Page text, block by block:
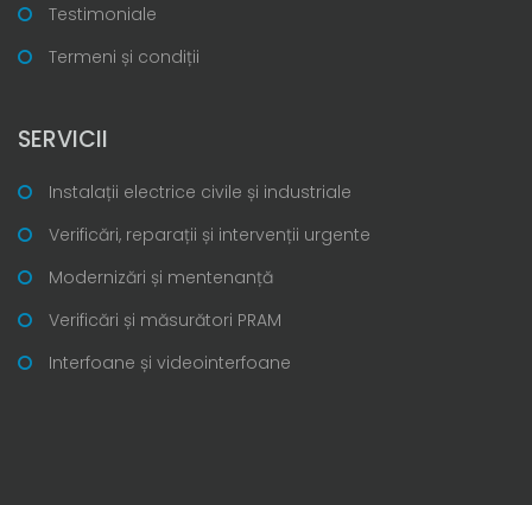
Testimoniale
Termeni și condiții
SERVICII
Instalații electrice civile și industriale
Verificări, reparații și intervenții urgente
Modernizări și mentenanță
Verificări și măsurători PRAM
Interfoane și videointerfoane